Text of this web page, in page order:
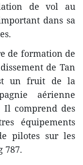
de vol au
dans sa
de formation de
de Tan
un fruit de la
aérienne
Il comprend des
équipements
pilotes sur les
787.